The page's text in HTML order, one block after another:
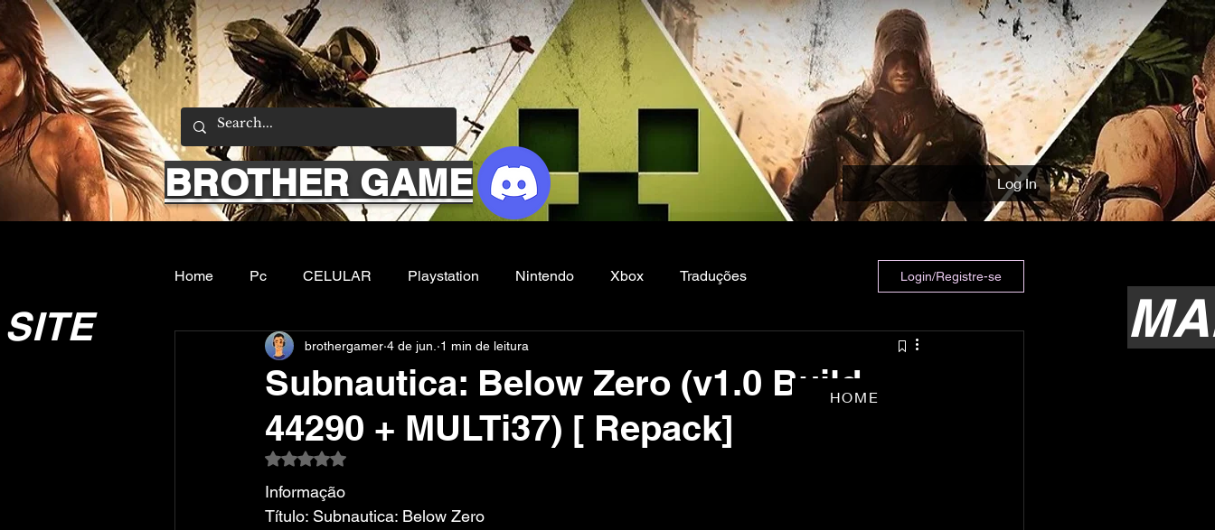
BROTHER GAME Log In
Home Pc CELULAR Playstation Nintendo Xbox Traduções
Emuladores Sobre nos Filmes e Series
Login/Registre-se
Subnautica: Below Zero (v1.0 Build
44290 + MULTi37) [ Repack]
brothergamer 4 de jun. 1 min de leitura
Avaliado com NaN de 5 estrelas.
Informação
Título: Subnautica: Below Zero
HOME